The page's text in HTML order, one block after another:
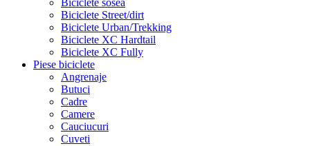
Biciclete sosea
Biciclete Street/dirt
Biciclete Urban/Trekking
Biciclete XC Hardtail
Biciclete XC Fully
Piese biciclete
Angrenaje
Butuci
Cadre
Camere
Cauciucuri
Cuveti